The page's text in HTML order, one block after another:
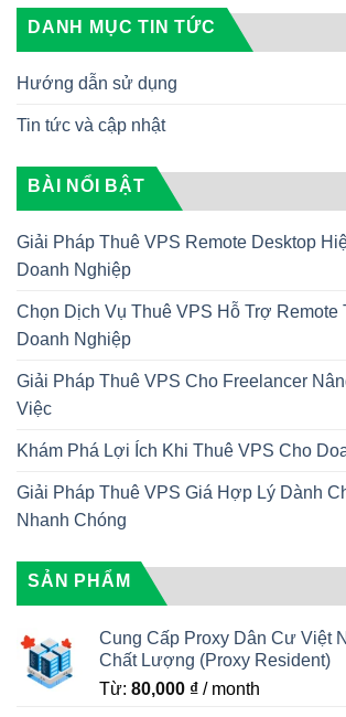
DANH MỤC TIN TỨC
Hướng dẫn sử dụng
Tin tức và cập nhật
BÀI NỔI BẬT
Giải Pháp Thuê VPS Remote Desktop
Doanh Nghiệp
Chọn Dịch Vụ Thuê VPS Hỗ Trợ Remote
Doanh Nghiệp
Giải Pháp Thuê VPS Cho Freelancer
Việc
Khám Phá Lợi Ích Khi Thuê VPS Cho
Giải Pháp Thuê VPS Giá Hợp Lý Dành
Nhanh Chóng
SẢN PHẨM
Cung Cấp Proxy Dân Cư Việt
Chất Lượng (Proxy Resident)
Từ: 80,000 ₫ / month